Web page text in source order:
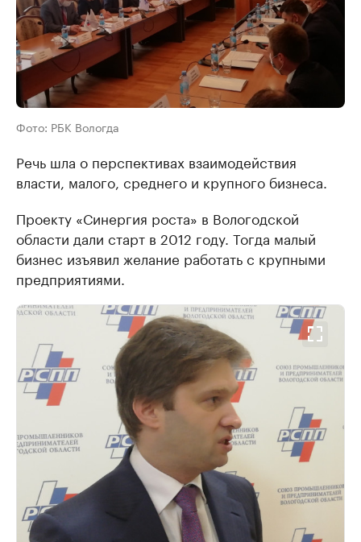
Фото: РБК Вологда
Речь шла о перспективах взаимодействия
власти, малого, среднего и крупного бизнеса.
Проекту «Синергия роста» в Вологодской
области дали старт в 2012 году. Тогда малый
бизнес изъявил желание работать с крупными
предприятиями.